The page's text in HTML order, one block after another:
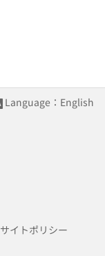
Language：English
サイトポリシー